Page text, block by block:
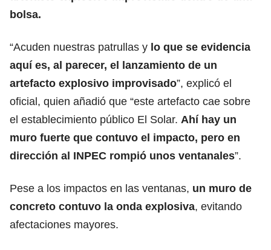
bolsa.
“Acuden nuestras patrullas y lo que se evidencia
aquí es, al parecer, el lanzamiento de un
artefacto explosivo improvisado”, explicó el
oficial, quien añadió que “este artefacto cae sobre
el establecimiento público El Solar. Ahí hay un
muro fuerte que contuvo el impacto, pero en
dirección al INPEC rompió unos ventanales”.
Pese a los impactos en las ventanas, un muro de
concreto contuvo la onda explosiva, evitando
afectaciones mayores.